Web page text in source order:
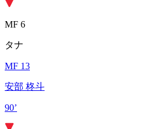
MF 6
タナ
MF 13
安部 柊斗
90’